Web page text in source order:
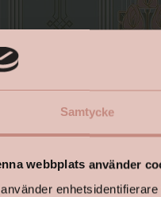
Samtycke
webbplats använder